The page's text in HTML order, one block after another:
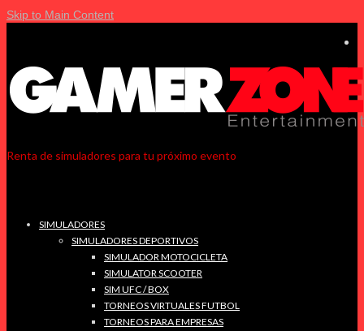
Skip to Main Content
Renta de simuladores para tu próximo evento
SIMULADORES
SIMULADORES DEPORTIVOS
SIMULADOR MOTOCICLETA
SIMULATOR SCOOTER
SIM UFC / BOX
TORNEOS VIRTUALES FUTBOL
TORNEOS PARA EMPRESAS